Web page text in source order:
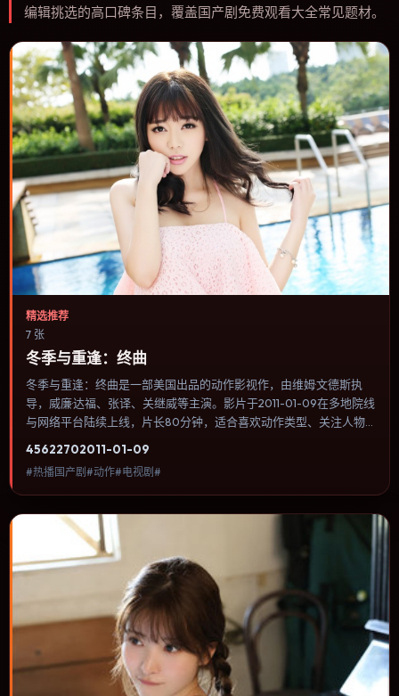
编辑挑选的高口碑条目，覆盖国产剧免费观看大全常见题材。
精选推荐
7 张
冬季与重逢：终曲
冬季与重逢：终曲是一部美国出品的动作影视作，由维姆·文德斯执
导，威廉·达福、张译、关继威等主演。影片于2011-01-09在多地院线
与网络平台陆续上线，片长80分钟，适合喜欢动作类型、关注人物
奏与视听语言统一，可作为休闲观影或类型片补片的选择。
45622702011-01-09
#热播国产剧#动作#电视剧#